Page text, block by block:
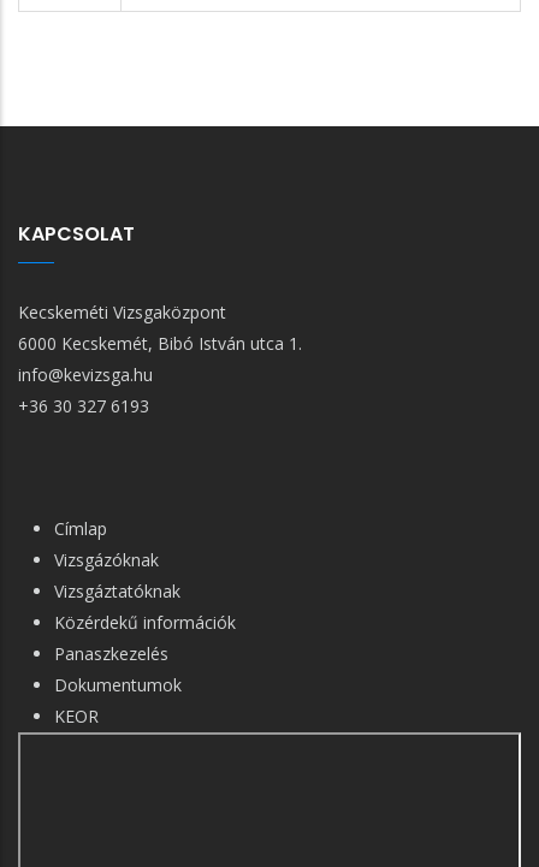
KAPCSOLAT
Kecskeméti Vizsgaközpont
6000 Kecskemét, Bibó István utca 1.
info@kevizsga.hu
+36 30 327 6193
FŐ
NAVIGÁCIÓ
Címlap
Vizsgázóknak
Vizsgáztatóknak
Közérdekű információk
Panaszkezelés
Dokumentumok
KEOR